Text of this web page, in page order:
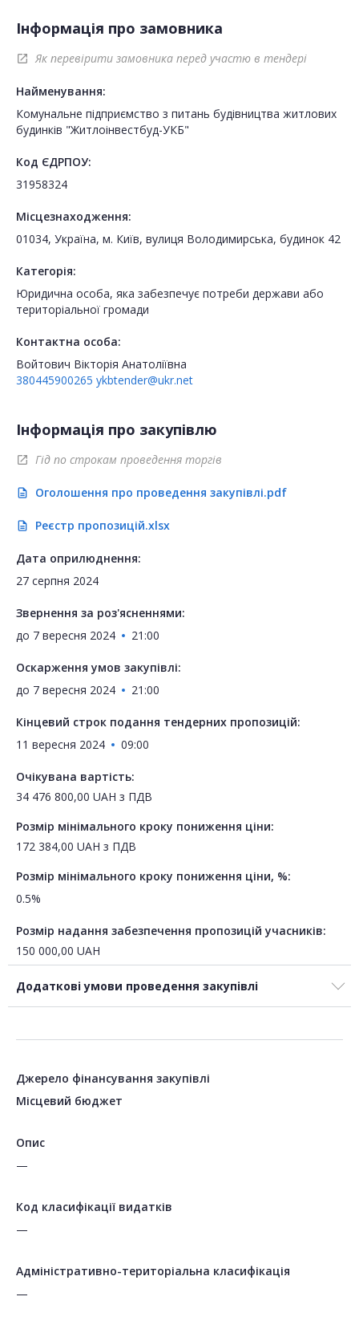
Інформація про замовника
open_in_new Як перевірити замовника перед участю в тендері
Найменування:
Комунальне підприємство з питань будівництва житлових
будинків "Житлоінвестбуд-УКБ"
Код ЄДРПОУ:
31958324
Місцезнаходження:
01034, Україна, м. Київ, вулиця Володимирська, будинок 42
Категорія:
Юридична особа, яка забезпечує потреби держави або
територіальної громади
Контактна особа:
Войтович Вікторія Анатоліївна
380445900265 ykbtender@ukr.net
Інформація про закупівлю
open_in_new Гід по строкам проведення торгів
description Оголошення про проведення закупівлі.pdf
description Реєстр пропозицій.xlsx
Дата оприлюднення:
27 серпня 2024
Звернення за роз'ясненнями:
до 7 вересня 2024 21:00
Оскарження умов закупівлі:
до 7 вересня 2024 21:00
Кінцевий строк подання тендерних пропозицій:
11 вересня 2024
09:00
Очікувана вартість:
34 476 800,00 UAH з ПДВ
Розмір мінімального кроку пониження ціни:
172 384,00 UAH з ПДВ
Розмір мінімального кроку пониження ціни, %:
0.5%
Розмір надання забезпечення пропозицій учасників:
150 000,00 UAH
Додаткові умови проведення закупівлі
Джерело фінансування закупівлі
Місцевий бюджет
Опис
—
Код класифікації видатків
—
Адміністративно-територіальна класифікація
—